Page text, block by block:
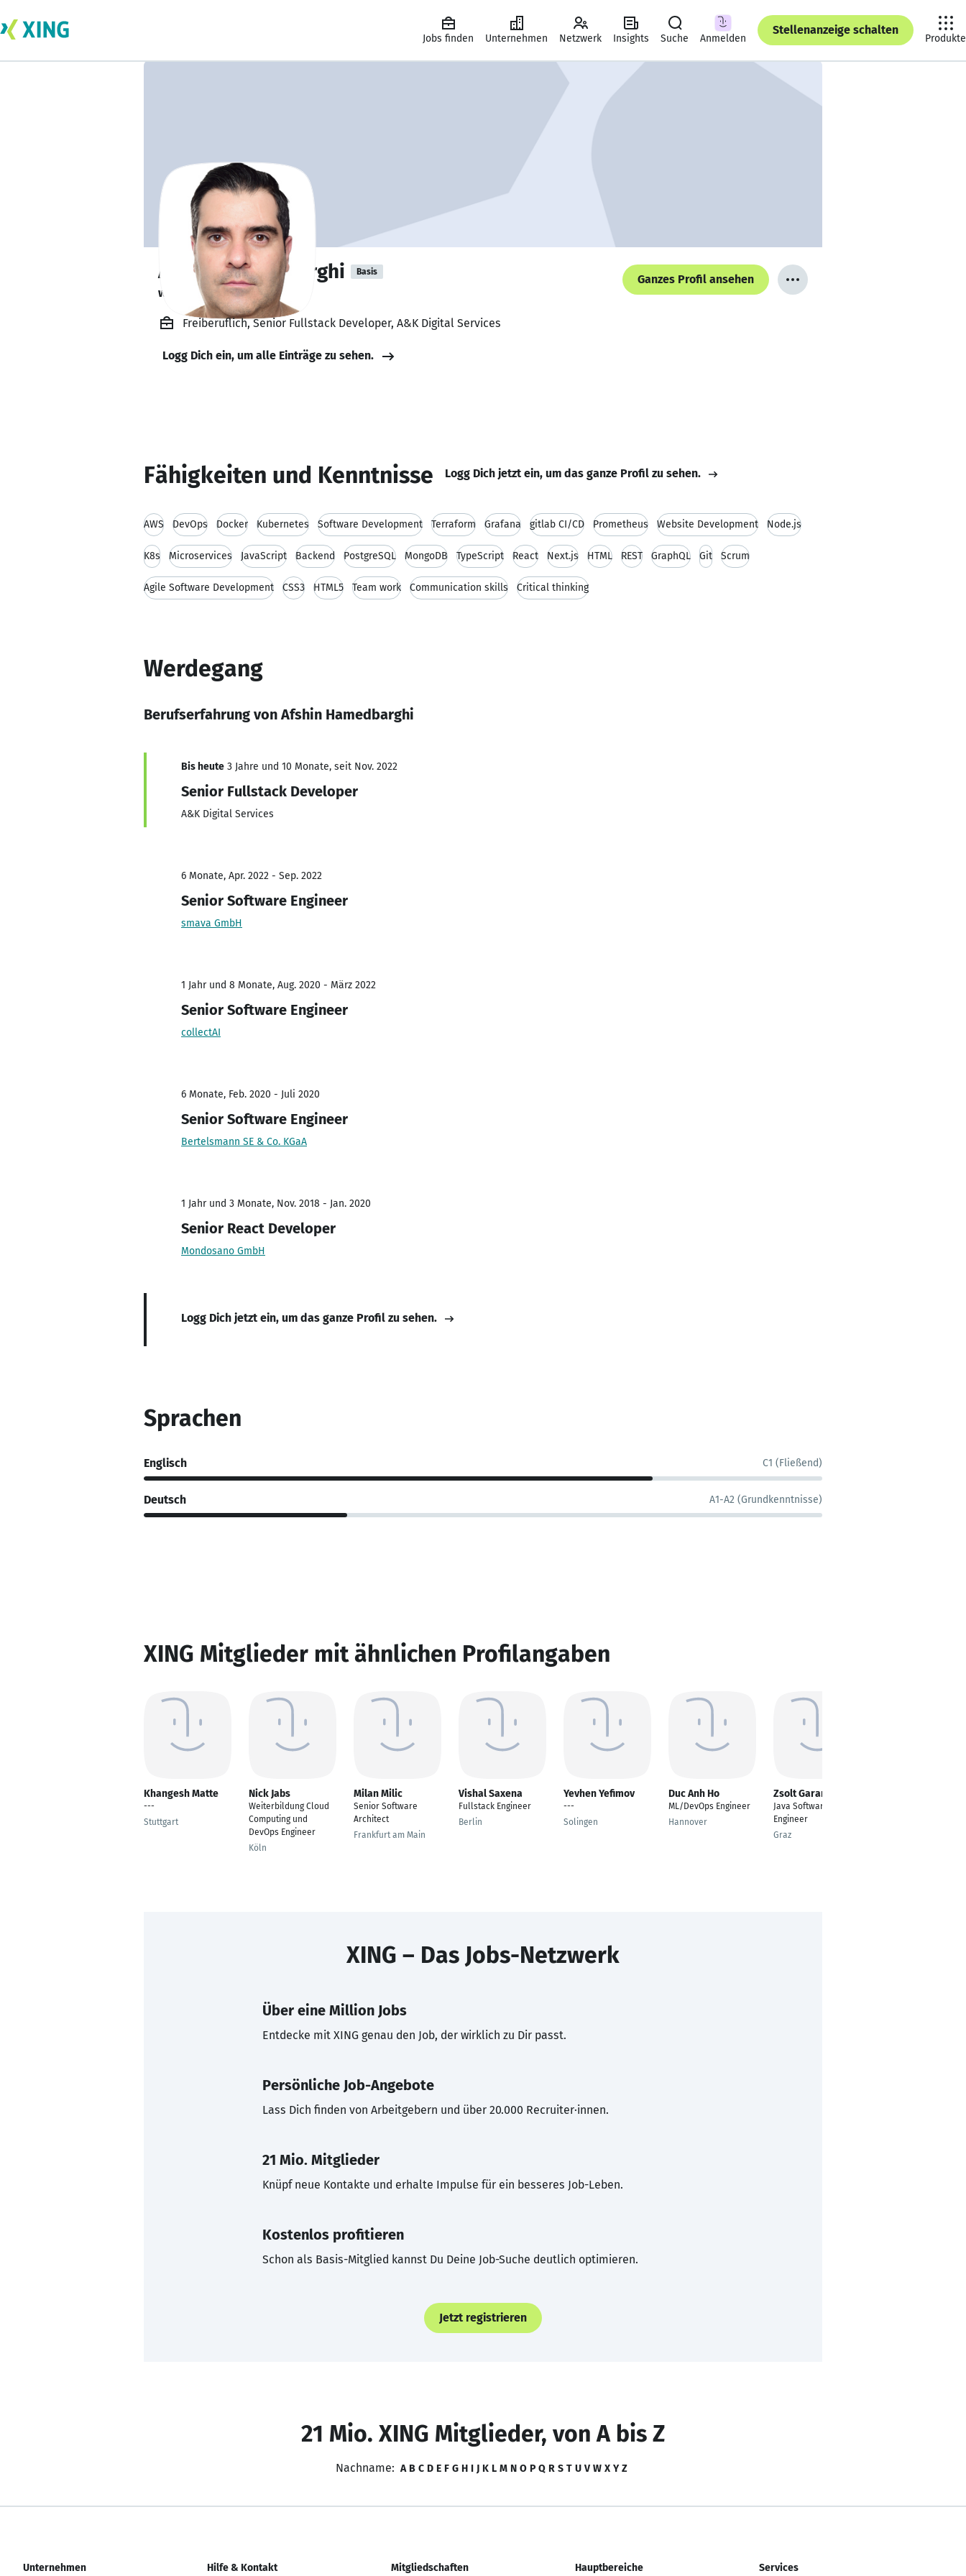
Jobs finden Unternehmen Netzwerk Insights Suche Anmelden
Stellenanzeige schalten
Produkte
Afshin Hamedbarghi Basis
will be available soon. 🕒
Ganzes Profil ansehen
Freiberuflich, Senior Fullstack Developer, A&K Digital Services
Logg Dich ein, um alle Einträge zu sehen.
Fähigkeiten und Kenntnisse Logg Dich jetzt ein, um das ganze Profil zu sehen.
AWS DevOps Docker Kubernetes Software Development Terraform Grafana gitlab CI/CD Prometheus Website Development Node.js
K8s Microservices JavaScript Backend PostgreSQL MongoDB TypeScript React Next.js HTML REST GraphQL Git Scrum
Agile Software Development CSS3 HTML5 Team work Communication skills Critical thinking
Werdegang
Berufserfahrung von Afshin Hamedbarghi
Bis heute 3 Jahre und 10 Monate, seit Nov. 2022
Senior Fullstack Developer
A&K Digital Services
6 Monate, Apr. 2022 - Sep. 2022
Senior Software Engineer
smava GmbH
1 Jahr und 8 Monate, Aug. 2020 - März 2022
Senior Software Engineer
collectAI
6 Monate, Feb. 2020 - Juli 2020
Senior Software Engineer
Bertelsmann SE & Co. KGaA
1 Jahr und 3 Monate, Nov. 2018 - Jan. 2020
Senior React Developer
Mondosano GmbH
Logg Dich jetzt ein, um das ganze Profil zu sehen.
Sprachen
Englisch C1 (Fließend)
Deutsch A1-A2 (Grundkenntnisse)
XING Mitglieder mit ähnlichen Profilangaben
Khangesh Matte
---
Stuttgart
Nick Jabs
Weiterbildung Cloud
Computing und
DevOps Engineer
Köln
Milan Milic
Senior Software
Architect
Frankfurt am Main
Vishal Saxena
Fullstack Engineer
Berlin
Yevhen Yefimov
---
Solingen
Duc Anh Ho
ML/DevOps Engineer
Hannover
Zsolt Garamszegi
Java Software
Engineer
Graz
XING – Das Jobs-Netzwerk
Über eine Million Jobs
Entdecke mit XING genau den Job, der wirklich zu Dir passt.
Persönliche Job-Angebote
Lass Dich finden von Arbeitgebern und über 20.000 Recruiter·innen.
21 Mio. Mitglieder
Knüpf neue Kontakte und erhalte Impulse für ein besseres Job-Leben.
Kostenlos profitieren
Schon als Basis-Mitglied kannst Du Deine Job-Suche deutlich optimieren.
Jetzt registrieren
21 Mio. XING Mitglieder, von A bis Z
Nachname: A B C D E F G H I J K L M N O P Q R S T U V W X Y Z
Unternehmen Hilfe & Kontakt Mitgliedschaften Hauptbereiche Services